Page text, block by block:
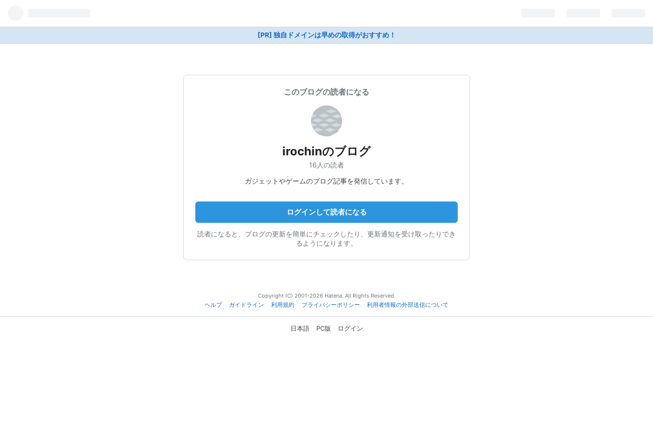
[PR] 独自ドメインは早めの取得がおすすめ！
このブログの読者になる
irochinのブログ
16人の読者
ガジェットやゲームのブログ記事を発信しています。
ログインして読者になる
読者になると、ブログの更新を簡単にチェックしたり、更新通知を受け取ったりでき
るようになります。
Copyright (C) 2001-2026 Hatena. All Rights Reserved.
ヘルプ
ガイドライン 利用規約 プライバシーポリシー 利用者情報の外部送信について
日本語 PC版 ログイン